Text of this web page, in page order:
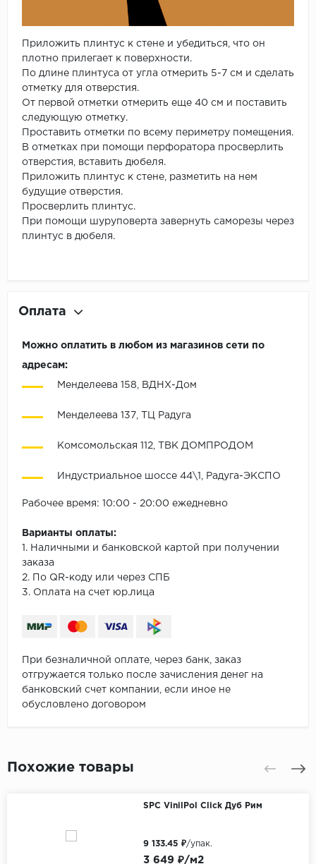
Приложить плинтус к стене и убедиться, что он
плотно прилегает к поверхности.
По длине плинтуса от угла отмерить 5-7 см и сделать
отметку для отверстия.
От первой отметки отмерить еще 40 см и поставить
следующую отметку.
Проставить отметки по всему периметру помещения.
В отметках при помощи перфоратора просверлить
отверстия, вставить дюбеля.
Приложить плинтус к стене, разметить на нем
будущие отверстия.
Просверлить плинтус.
При помощи шуруповерта завернуть саморезы через
плинтус в дюбеля.
Оплата
Можно оплатить в любом из магазинов сети по
адресам:
Менделеева 158, ВДНХ-Дом
Менделеева 137, ТЦ Радуга
Комсомольская 112, ТВК ДОМПРОДОМ
Индустриальное шоссе 44\1, Радуга-ЭКСПО
Рабочее время: 10:00 - 20:00 ежедневно
Варианты оплаты:
1. Наличными и банковской картой при получении
заказа
2. По QR-коду или через СПБ
3. Оплата на счет юр.лица
При безналичной оплате, через банк, заказ
отгружается только после зачисления денег на
банковский счет компании, если иное не
обусловлено договором
Похожие товары
SPC VinilPol Click Дуб Рим
3 649 ₽/м2
9 133.45 ₽/упак.